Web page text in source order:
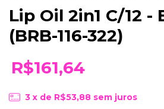
Lip Oil 2in1 C/12 -
(BRB-116-322)
R$161,64
3 x de R$53,88 sem juros